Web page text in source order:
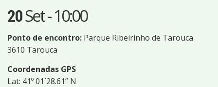
20Set-10:00
Ponto de encontro: Parque Ribeirinho de Tarouca
3610 Tarouca
Coordenadas GPS
Lat: 41º 01´28.61” N